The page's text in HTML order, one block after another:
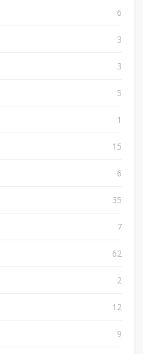
6
3
3
5
1
15
6
35
7
62
2
12
9